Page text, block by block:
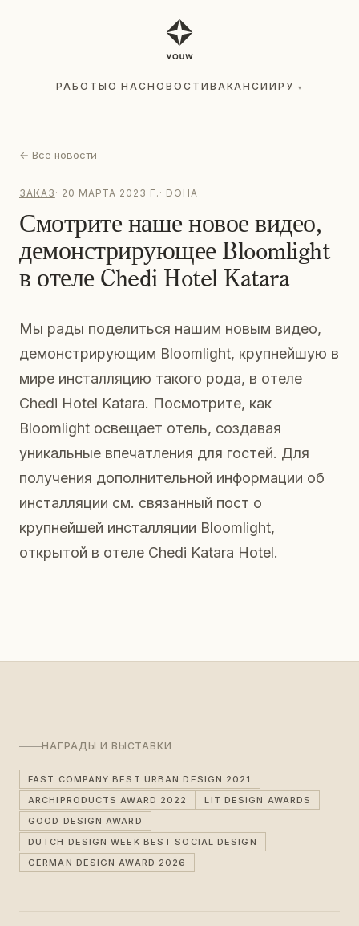
РАБОТЫ О НАСНОВОСТИ ВАКАНСИИРУ ▾
← Все новости
ЗАКАЗ · 20 МАРТА 2023 Г. · DOHA
Смотрите наше новое видео,
демонстрирующее Bloomlight
в отеле Chedi Hotel Katara
Мы рады поделиться нашим новым видео,
демонстрирующим Bloomlight, крупнейшую в
мире инсталляцию такого рода, в отеле
Chedi Hotel Katara. Посмотрите, как
Bloomlight освещает отель, создавая
уникальные впечатления для гостей. Для
получения дополнительной информации об
инсталляции см. связанный пост о
крупнейшей инсталляции Bloomlight,
открытой в отеле Chedi Katara Hotel.
НАГРАДЫ И ВЫСТАВКИ
FAST COMPANY BEST URBAN DESIGN 2021
ARCHIPRODUCTS AWARD 2022
LIT DESIGN AWARDS
GOOD DESIGN AWARD
DUTCH DESIGN WEEK BEST SOCIAL DESIGN
GERMAN DESIGN AWARD 2026